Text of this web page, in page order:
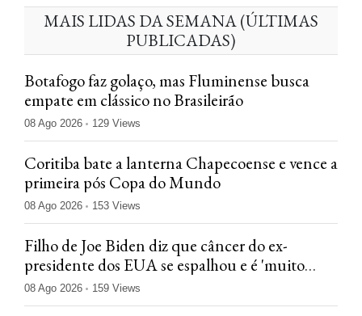
MAIS LIDAS DA SEMANA (ÚLTIMAS
PUBLICADAS)
Botafogo faz golaço, mas Fluminense busca
empate em clássico no Brasileirão
08 Ago 2026 129 Views
Coritiba bate a lanterna Chapecoense e vence a
primeira pós Copa do Mundo
08 Ago 2026 153 Views
Filho de Joe Biden diz que câncer do ex-
presidente dos EUA se espalhou e é 'muito
doloroso'
08 Ago 2026 159 Views